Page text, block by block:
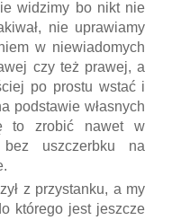
widzimy bo nikt nie
nie uprawiamy
w niewiadomych
czy też prawej, a
po prostu wstać i
podstawie własnych
to zrobić nawet w
bez uszczerbku na
z przystanku, a my
którego jest jeszcze